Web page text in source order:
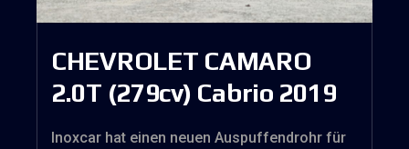
CHEVROLET CAMARO
2.0T (279cv) Cabrio 2019
Inoxcar hat einen neuen Auspuffendrohr für